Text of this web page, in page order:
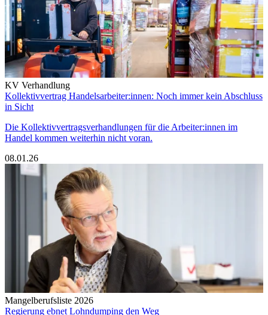
KV Verhandlung
Kollektivvertrag Handelsarbeiter:innen: Noch immer kein Abschluss
in Sicht
Die Kollektivvertragsverhandlungen für die Arbeiter:innen im
Handel kommen weiterhin nicht voran.
08.01.26
Mangelberufsliste 2026
Regierung ebnet Lohndumping den Weg